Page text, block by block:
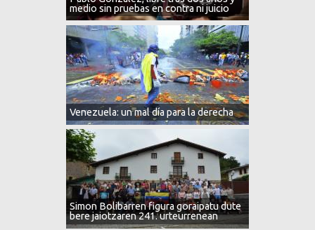
medio sin pruebas en contra ni juicio
Venezuela: un mal día para la derecha
Simon Bolibarren figura goraipatu dute
bere jaiotzaren 241. urteurrenean